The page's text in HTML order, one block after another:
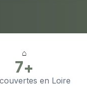
⌂
7+
en Loire